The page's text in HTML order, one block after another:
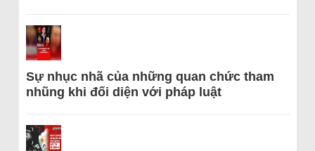
Sự nhục nhã của những quan chức tham
nhũng khi đối diện với pháp luật